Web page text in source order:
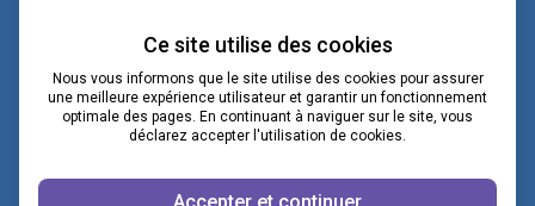
Voir le certificat Qualiopi
contact@lacoopcnv.com
La page Linkedin de La Coop CNV
Ce site utilise des cookies
Nous vous informons que le site utilise des cookies pour assurer
une meilleure expérience utilisateur et garantir un fonctionnement
optimale des pages. En continuant à naviguer sur le site, vous
déclarez accepter l'utilisation de cookies.